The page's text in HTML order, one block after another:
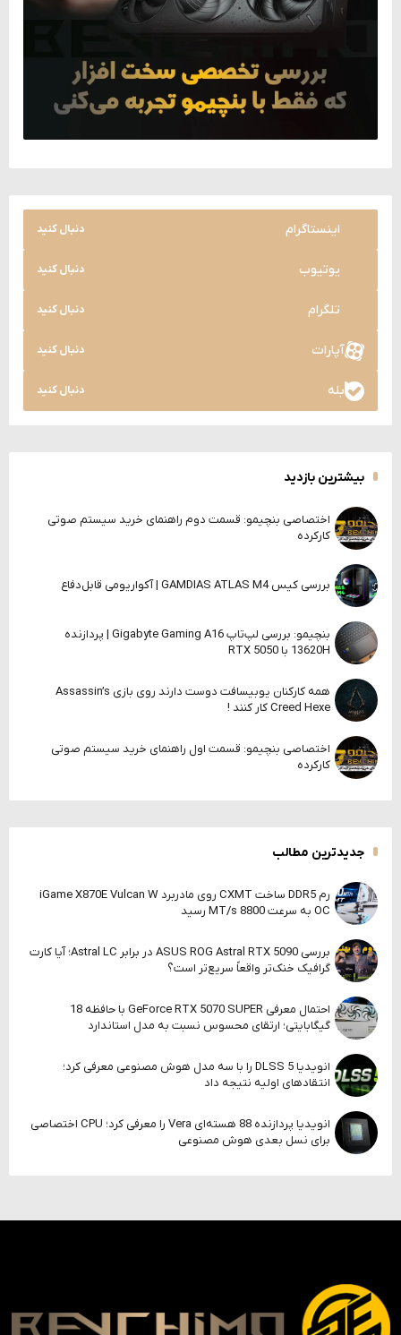
اینستاگرام دنبال کنید
یوتیوب دنبال کنید
تلگرام دنبال کنید
آپارات دنبال کنید
بله دنبال کنید
بیشترین بازدید
اختصاصی بنچیمو: قسمت دوم راهنمای خرید سیستم صوتی
کارکرده
بررسی کیس GAMDIAS ATLAS M4 | آکواریومی قابل‌دفاع
بنچیمو: بررسی لپ‌تاپ Gigabyte Gaming A16 | پردازنده
13620H با RTX 5050
همه کارکنان یوبیسافت دوست دارند روی بازی Assassin’s
Creed Hexe کار کنند !
اختصاصی بنچیمو: قسمت اول راهنمای خرید سیستم صوتی
کارکرده
جدیدترین مطالب
رم DDR5 ساخت CXMT روی مادربرد iGame X870E Vulcan W
OC به سرعت 8800 MT/s رسید
بررسی ASUS ROG Astral RTX 5090 در برابر Astral LC؛ آیا کارت
گرافیک خنک‌تر واقعاً سریع‌تر است؟
احتمال معرفی GeForce RTX 5070 SUPER با حافظه 18
گیگابایتی؛ ارتقای محسوس نسبت به مدل استاندارد
انویدیا DLSS 5 را با سه مدل هوش مصنوعی معرفی کرد؛
انتقادهای اولیه نتیجه داد
انویدیا پردازنده 88 هسته‌ای Vera را معرفی کرد؛ CPU اختصاصی
برای نسل بعدی هوش مصنوعی